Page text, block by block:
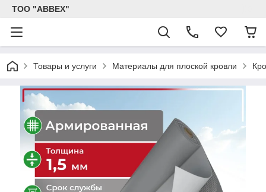
ТОО "ABBEX"
Товары и услуги Материалы для плоской кровли